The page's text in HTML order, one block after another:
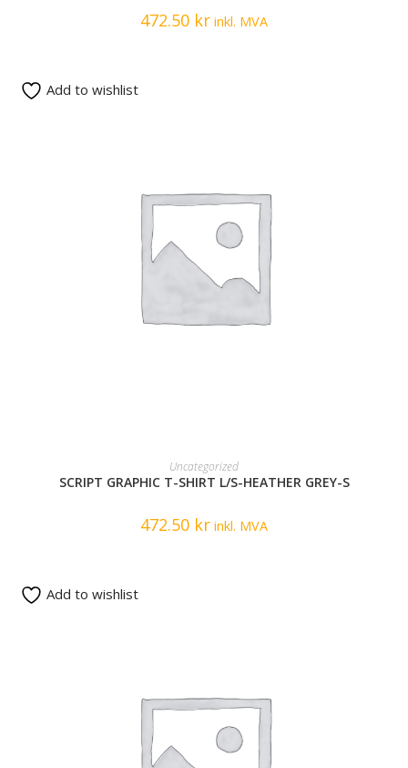
472.50 kr inkl. MVA
READ MORE
Uncategorized
SCRIPT GRAPHIC T-SHIRT L/S-HEATHER GREY-S
472.50 kr inkl. MVA
Add to wishlist
Add to wishlist